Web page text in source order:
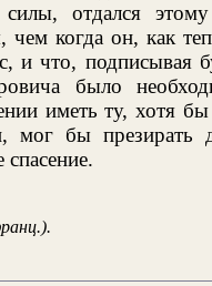
отдался
чем когда он, как
и что, подписывая
было
иметь ту, хотя
мог бы презирать
спасение.